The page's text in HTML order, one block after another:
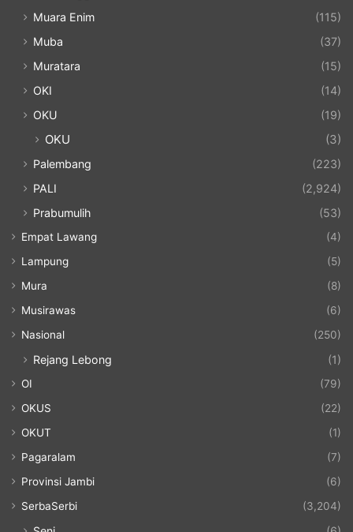
Muara Enim
(115)
Muba
(37)
Muratara
(15)
OKI
(14)
OKU
(19)
OKU (3)
Palembang
(223)
PALI
(2,924)
Prabumulih
(53)
Empat Lawang
(4)
Lampung
(5)
Mura
(8)
Musirawas
(6)
Nasional
(250)
Rejang Lebong (1)
OI
(79)
OKUS
(22)
OKUT
(1)
Pagaralam
(7)
Provinsi Jambi
(6)
SerbaSerbi
(3,204)